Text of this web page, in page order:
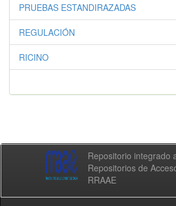
PRUEBAS ESTANDIRAZADAS
REGULACIÓN
RICINO
Repositorio integrado
Repositorios de
RRAAE